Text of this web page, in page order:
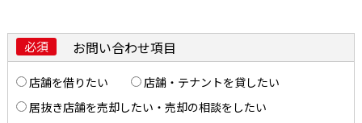
必須 お問い合わせ項目
店舗を借りたい
店舗・テナントを貸したい
居抜き店舗を売却したい・売却の相談をしたい